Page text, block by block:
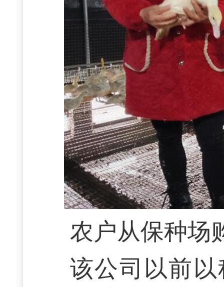
农户从保种场
该公司以前